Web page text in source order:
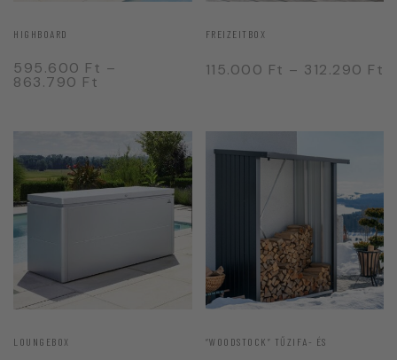
HIGHBOARD
595.600 Ft –
863.790 Ft
FREIZEITBOX
115.000 Ft – 312.290 Ft
LOUNGEBOX “WOODSTOCK” TŰZIFA- ÉS